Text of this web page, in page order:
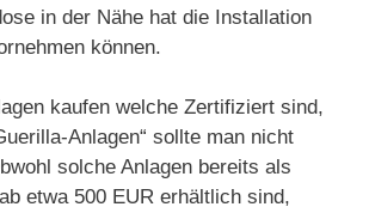
in der Nähe hat die Installation
können.
kaufen welche Zertifiziert sind,
Anlagen“ sollte man nicht
solche Anlagen bereits als
etwa 500 EUR erhältlich sind,